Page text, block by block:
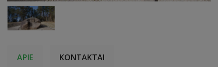
APIE KONTAKTAI